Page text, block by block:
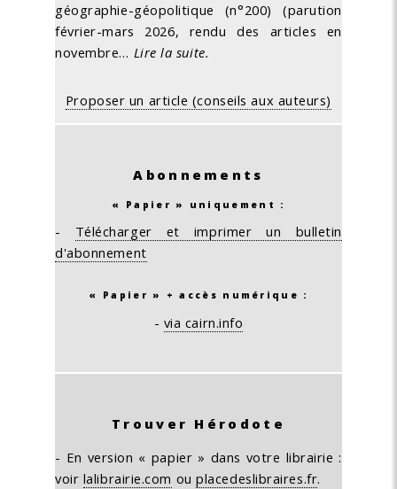
géographie-géopolitique (n°200) (parution
février-mars 2026, rendu des articles en
novembre… Lire la suite.
Proposer un article (conseils aux auteurs)
Abonnements
« Papier » uniquement :
- Télécharger et imprimer un bulletin
d'abonnement
« Papier » + accès numérique :
- via cairn.info
Trouver Hérodote
- En version « papier » dans votre librairie :
voir lalibrairie.com ouplacedeslibraires.fr.